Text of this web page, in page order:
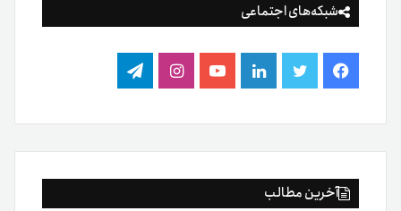
شبکه‌های اجتماعی
فیس
بوک
توییتر لینکدینیوتیوباینستاگرام
تلگرام
آخرین مطالب